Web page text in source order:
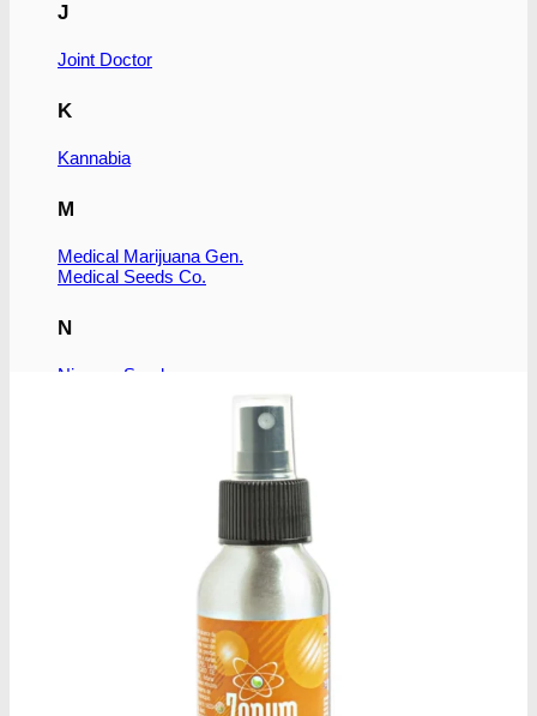
J
Joint Doctor
K
Kannabia
M
Medical Marijuana Gen.
Medical Seeds Co.
N
Nirvana Seeds